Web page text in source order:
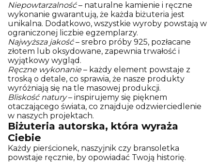
Niepowtarzalność– naturalne kamienie i ręczne
wykonanie gwarantują, że każda biżuteria jest
unikalna. Dodatkowo, wszystkie wyroby powstają w
ograniczonej liczbie egzemplarzy.
Najwyższa jakość– srebro próby 925, pozłacane
złotem lub oksydowane, zapewnia trwałość i
wyjątkowy wygląd.
Ręczne wykonanie– każdy element powstaje z
troską o detale, co sprawia, że nasze produkty
wyróżniają się na tle masowej produkcji.
Bliskość natury– inspirujemy się pięknem
otaczającego świata, co znajduje odzwierciedlenie
w naszych projektach.
Biżuteria autorska, która wyraża
Ciebie
Każdy pierścionek, naszyjnik czy bransoletka
powstaje ręcznie, by opowiadać Twoją historię.